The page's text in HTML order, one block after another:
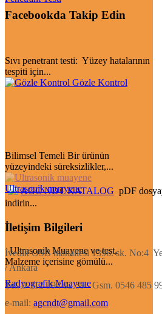
Sıvı penetrant testi: Yüzey hatalarının
tespiti için...
Gözle Kontrol
Bilimsel Temeli Bir ürünün
yüzeyindeki süreksizlikler,...
Ultrasonik muayene
Ultrasonik Muayene ve test,
Malzeme içerisine gömülü...
Radyografik Muayene
Facebookda Takip Edin
AGC NDT KATALOG pDF
indirin...
İletişim Bilgileri
İvedik OSB mahallesi 1396. sk. No:4
/ Ankara
Tel. 0 312 394 02 59 Gsm. 0546 485
e-mail: agcndt@gmail.com